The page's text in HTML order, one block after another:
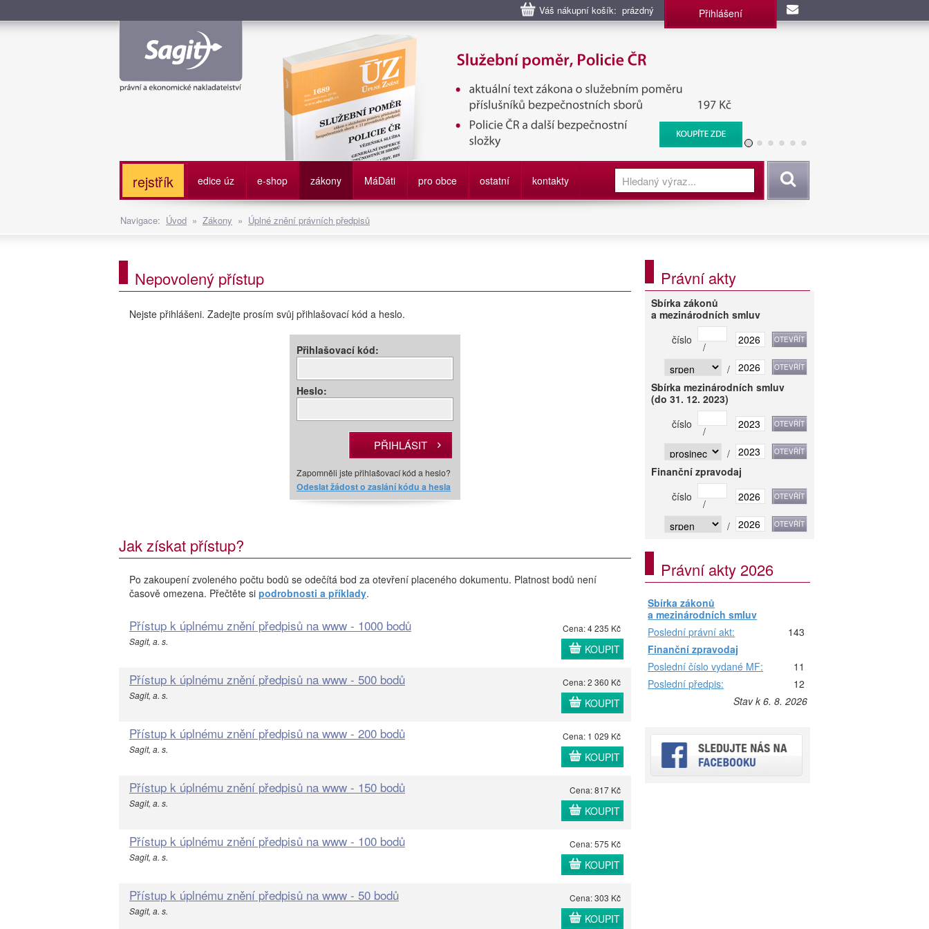
Váš nákupní košík: prázdný Přihlášení
Služební poměr příslušníků bezpečnostních sborů, Policie ČR, Vězeňská služba, BIS, Zpravodajské
služby
rejstřík edice úz e-shop zákony MáDáti pro obce ostatní kontakty Vyhledat
Navigace: Úvod » Zákony » Úplné znění právních předpisů
Nepovolený přístup
Nejste přihlášeni. Zadejte prosím svůj přihlašovací kód a heslo.
Přihlašovací kód:
Heslo:
Zapomněli jste přihlašovací kód a heslo?
Odeslat žádost o zaslání kódu a hesla
Jak získat přístup?
Po zakoupení zvoleného počtu bodů se odečítá bod za otevření placeného dokumentu. Platnost bodů není
časově omezena. Přečtěte si podrobnosti a příklady.
Přístup k úplnému znění předpisů na www - 1000 bodů
Sagit, a. s.
Cena: 4 235 Kč
KOUPIT
Přístup k úplnému znění předpisů na www - 500 bodů
Sagit, a. s.
Cena: 2 360 Kč
KOUPIT
Přístup k úplnému znění předpisů na www - 200 bodů
Sagit, a. s.
Cena: 1 029 Kč
KOUPIT
Přístup k úplnému znění předpisů na www - 150 bodů
Sagit, a. s.
Cena: 817 Kč
KOUPIT
Přístup k úplnému znění předpisů na www - 100 bodů
Sagit, a. s.
Cena: 575 Kč
KOUPIT
Přístup k úplnému znění předpisů na www - 50 bodů
Sagit, a. s.
Cena: 303 Kč
KOUPIT
Právní akty
Sbírka zákonů
a mezinárodních smluv
číslo
/
/
Sbírka mezinárodních smluv
(do 31. 12. 2023)
číslo
/
/
Finanční zpravodaj
číslo
/
/
Právní akty 2026
Sbírka zákonů
a mezinárodních smluv
Poslední právní akt:
143
Finanční zpravodaj
Poslední číslo vydané MF:
11
Poslední předpis:
12
Stav k 6. 8. 2026